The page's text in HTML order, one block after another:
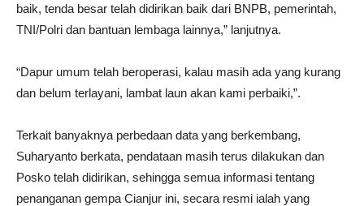
baik, tenda besar telah didirikan baik dari BNPB, pemerintah,
TNI/Polri dan bantuan lembaga lainnya,” lanjutnya.
“Dapur umum telah beroperasi, kalau masih ada yang kurang
dan belum terlayani, lambat laun akan kami perbaiki,”.
Terkait banyaknya perbedaan data yang berkembang,
Suharyanto berkata, pendataan masih terus dilakukan dan
Posko telah didirikan, sehingga semua informasi tentang
penanganan gempa Cianjur ini, secara resmi ialah yang